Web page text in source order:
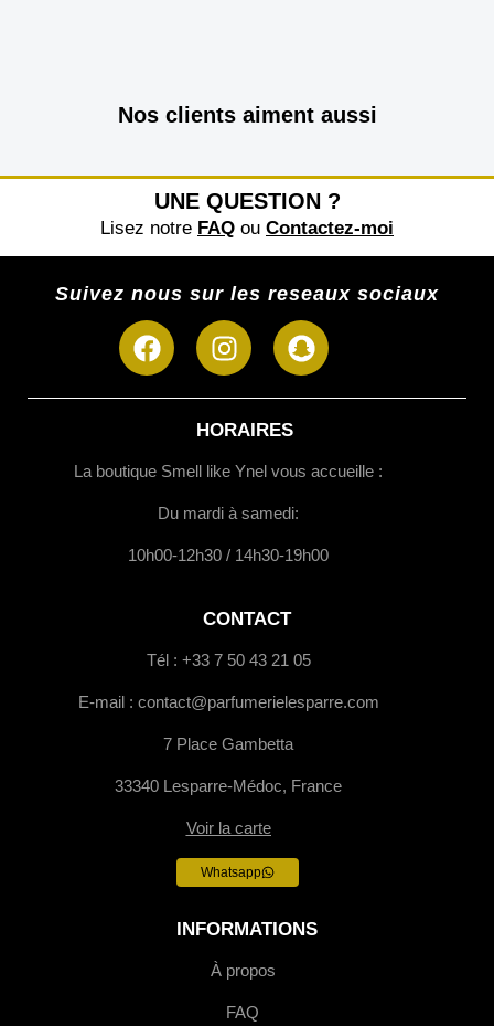
Nos clients aiment aussi
UNE QUESTION ?
Lisez notre FAQ ou Contactez-moi
Suivez nous sur les reseaux sociaux
INFORMATIONS
À propos
FAQ
CONTACT
Tél : +33 7 50 43 21 05
E-mail : contact@parfumerielesparre.com
7 Place Gambetta
33340 Lesparre-Médoc, France
Voir la carte
Whatsapp
HORAIRES
La boutique Smell like Ynel vous accueille :
Du mardi à samedi:
10h00-12h30 / 14h30-19h00